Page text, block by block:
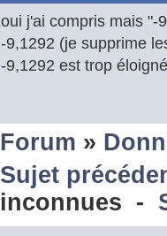
oui j'ai compris mais "-
-9,1292 (je supprime
-9,1292 est trop
Forum »
Sujet
inconnues -